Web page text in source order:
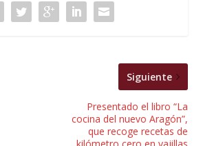
Siguiente
Presentado el libro “La
cocina del nuevo Aragón”,
que recoge recetas de